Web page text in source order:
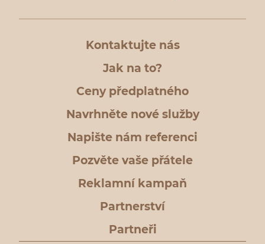
Kontaktujte nás
Jak na to?
Ceny předplatného
Navrhněte nové služby
Napište nám referenci
Pozvěte vaše přátele
Reklamní kampaň
Partnerství
Partneři